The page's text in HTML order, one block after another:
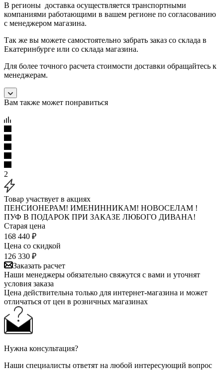
В регионы доставка осуществляется транспортными
компаниями работающими в вашем регионе по согласованию
с менеджером магазина.
Так же вы можете самостоятельно забрать заказ со склада в
Екатеринбурге или со склада магазина.
Для более точного расчета стоимости доставки обращайтесь к
менеджерам.
Вам также может понравиться
2
Товар участвует в акциях
ПЕНСИОНЕРАМ! ИМЕНИННИКАМ! НОВОСЕЛАМ !
ПУФ В ПОДАРОК ПРИ ЗАКАЗЕ ЛЮБОГО ДИВАНА!
Старая цена
168 440 ₽
Цена со скидкой
126 330 ₽
Заказать расчет
Наши менеджеры обязательно свяжутся с вами и уточнят
условия заказа
Цена действительна только для интернет-магазина и может
отличаться от цен в розничных магазинах
Нужна консультация?
Наши специалисты ответят на любой интересующий вопрос